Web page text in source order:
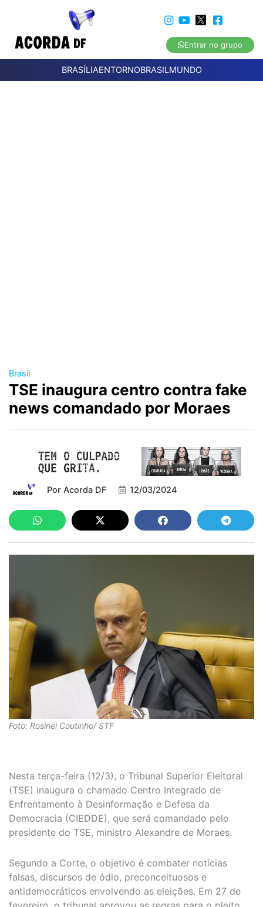
Entrar no grupo
BRASÍLIAENTORNOBRASILMUNDO
Brasil
TSE inaugura centro contra fake
news comandado por Moraes
Por Acorda DF 12/03/2024
Foto: Rosinei Coutinho/ STF
Nesta terça-feira (12/3), o Tribunal Superior Eleitoral
(TSE) inaugura o chamado Centro Integrado de
Enfrentamento à Desinformação e Defesa da
Democracia (CIEDDE), que será comandado pelo
presidente do TSE, ministro Alexandre de Moraes.
Segundo a Corte, o objetivo é combater notícias
falsas, discursos de ódio, preconceituosos e
antidemocráticos envolvendo as eleições. Em 27 de